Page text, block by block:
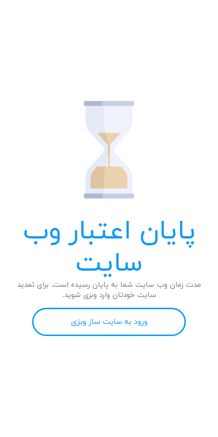
پایان اعتبار وب
سایت
مدت زمان وب سایت شما به پایان رسیده است. برای تمدید
سایت خودتان وارد وبزی شوید.
ورود به سایت ساز وبزی